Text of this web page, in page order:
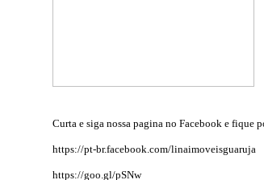
Curta e siga nossa pagina no Facebook e fique
https://pt-br.facebook.com/linaimoveisguaruja
https://goo.gl/pSNw